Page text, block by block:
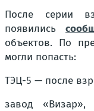
После серии
появились
объектов. По
могли попасть:
ТЭЦ-5 — после
завод